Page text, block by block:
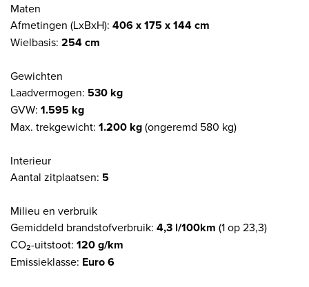
Maten
Afmetingen (LxBxH): 406 x 175 x 144 cm
Wielbasis: 254 cm
Gewichten
Laadvermogen: 530 kg
GVW: 1.595 kg
Max. trekgewicht: 1.200 kg(ongeremd 580 kg)
Interieur
Aantal zitplaatsen: 5
Milieu en verbruik
Gemiddeld brandstofverbruik: 4,3 l/100km (1 op 23,3)
CO₂-uitstoot: 120 g/km
Emissieklasse: Euro 6